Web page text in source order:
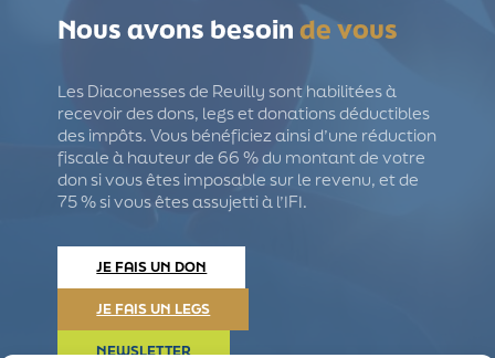
Nous avons besoinde vous
Les Diaconesses de Reuilly sont habilitées à
recevoir des dons, legs et donations déductibles
des impôts. Vous bénéficiez ainsi d’une réduction
fiscale à hauteur de 66 % du montant de votre
don si vous êtes imposable sur le revenu, et de
75 % si vous êtes assujetti à l’IFI.
JE FAIS UN DON
JE FAIS UN LEGS
NEWSLETTER